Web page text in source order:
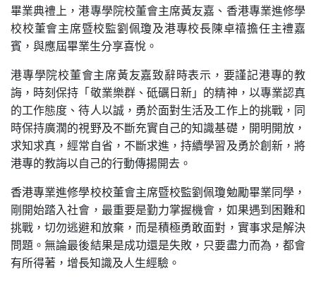
畢業典禮上，港專學院校董會主席黃友嘉、香港專業進修學
校校董會主席暨校監劉佩瓊及港專校長陳卓禧擔任主禮嘉
賓，與應屆畢業生分享喜悅。
港專學院校董會主席黃友嘉致辭時表示，要謹記港專的教
誨，時刻保持「敬業樂群、砥礪日新」的精神，以專業認真
的工作態度、待人以誠，勇於面對生活及工作上的挑戰，同
時保持廣濶的視野及不斷充實自己的知識基礎，開明開放，
求知求真，經常自省，不斷求進，持續學習及勇於創新，將
港專的教誨以自己的行動傳揚開去。
香港專業進修學校校董會主席暨校監劉佩瓊勉勵畢業同學，
剛開始踏入社會，最重要是勤力掌握機會，如果遇到困難和
挑戰，切勿逃避和放棄，而是積極勇敢面對，實事求是解決
問題。無論最後結果是成功還是失敗，只要盡力而為，都會
有所得著，增長知識及人生經驗。